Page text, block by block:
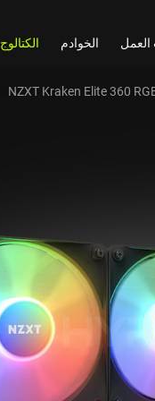
الخوادم الكتالوج
NZXT Kraken Elite 360